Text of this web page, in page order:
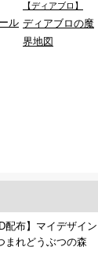
ル
【ディアブロ】
ディアブロの魔
界地図
配布】マイデザイン
まれどうぶつの森